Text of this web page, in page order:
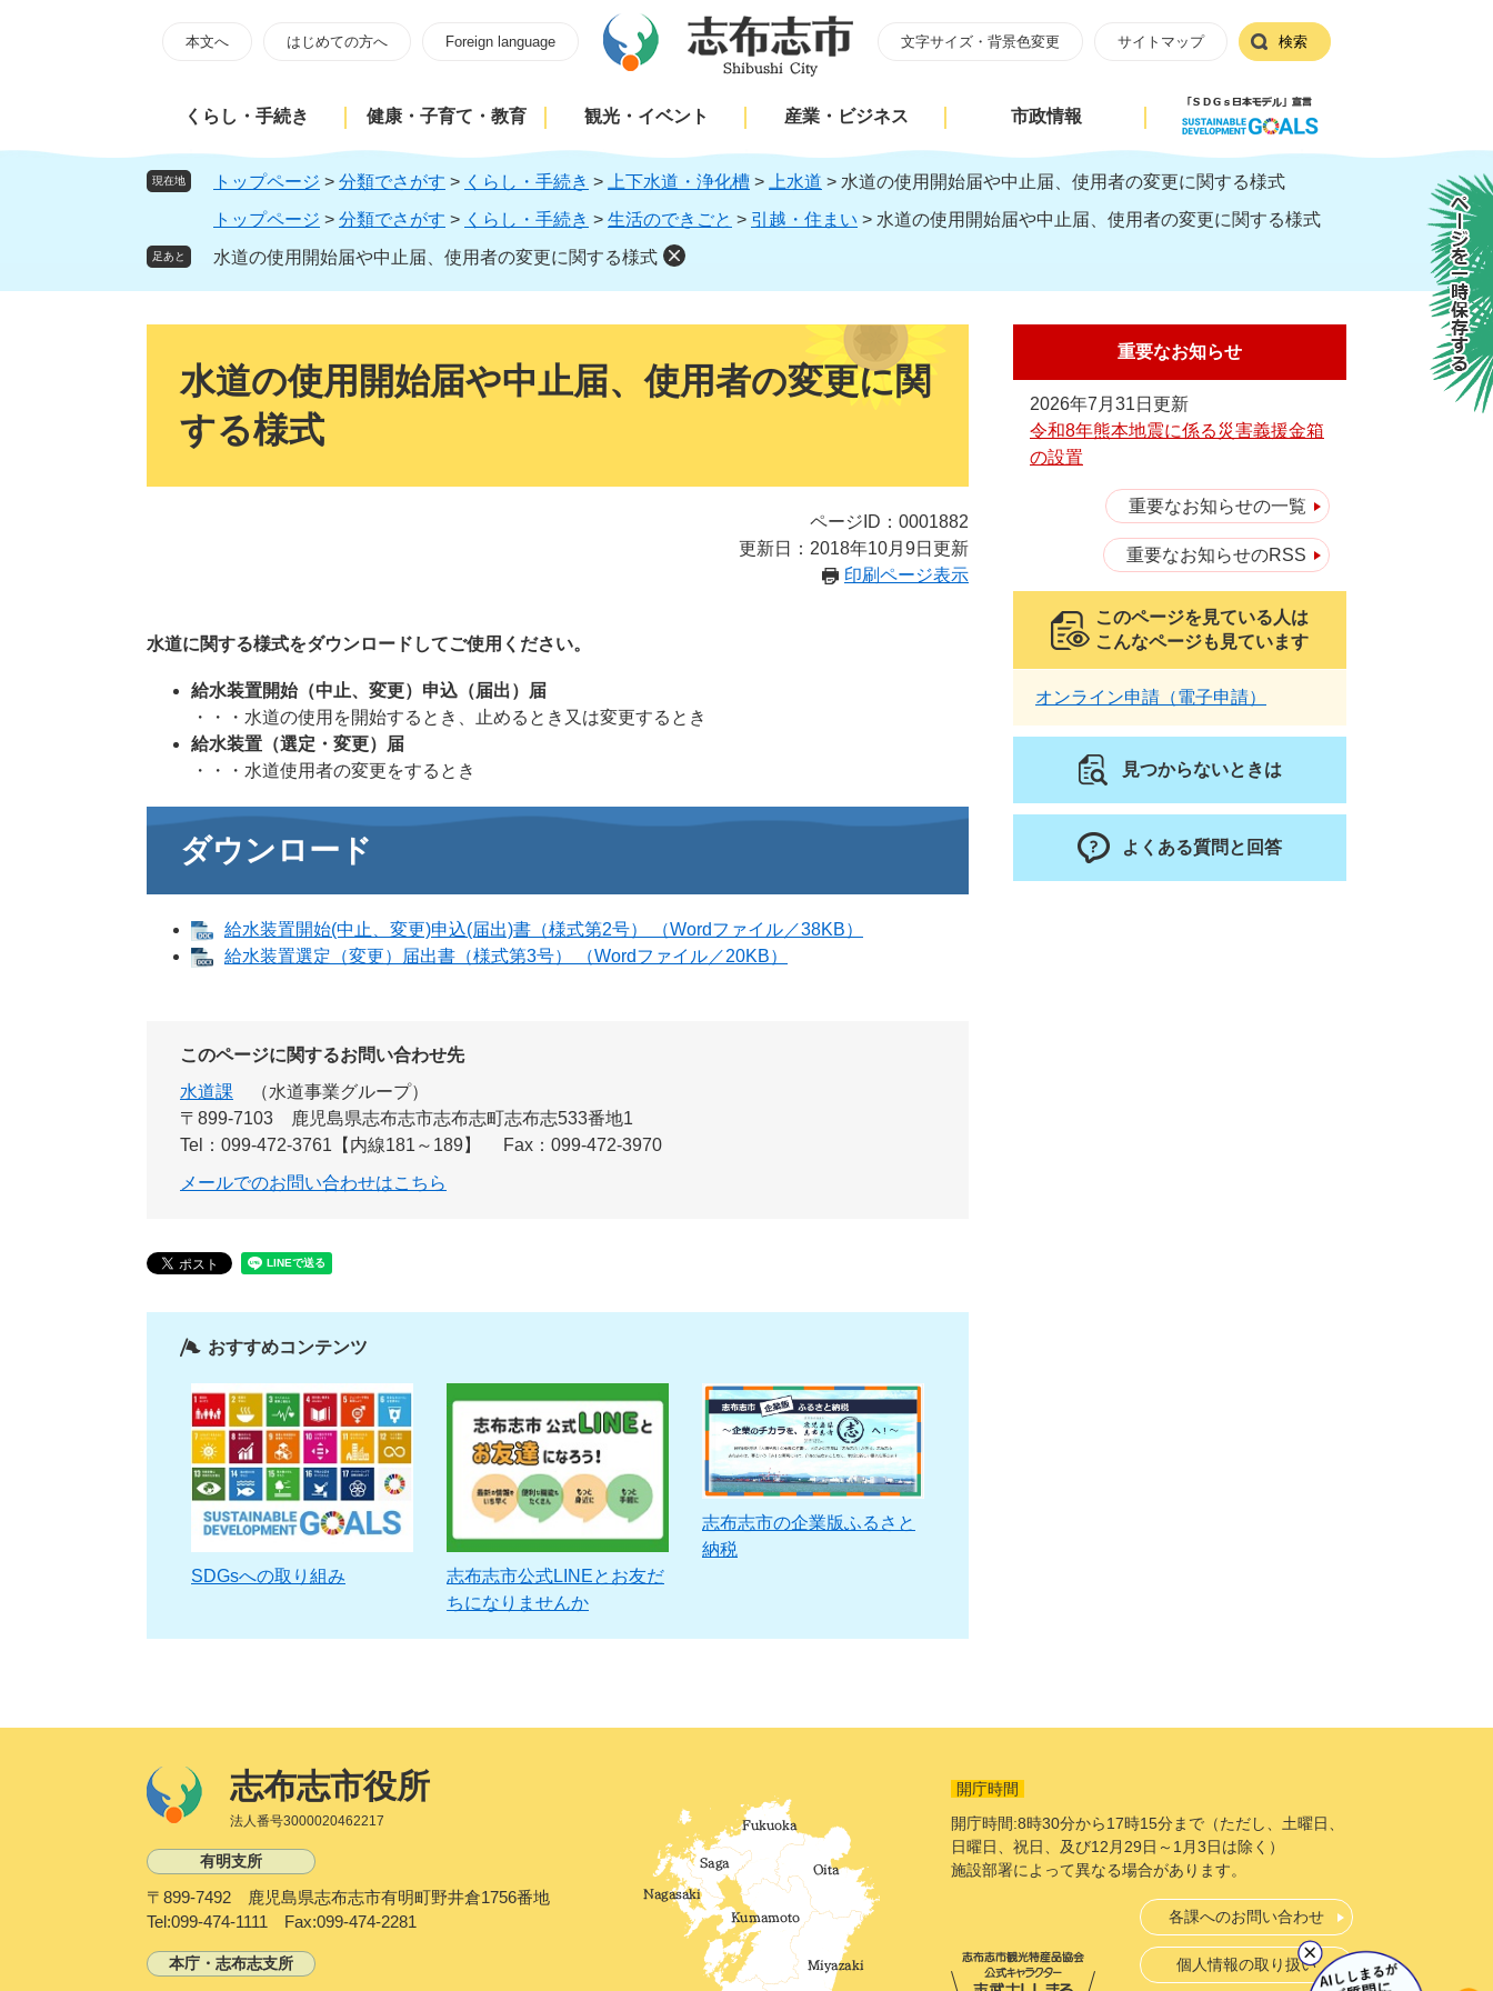
頭
飛
本文へ はじめての方へ Foreign language 文字サイズ・背景色変更 サイトマップ 検索
くらし・手続き 健康・子育て・教育 観光・イベント 産業・ビジネス 市政情報
現在地 トップページ > 分類でさがす > くらし・手続き > 上下水道・浄化槽 > 上水道 > 水道の使用開始届や中止届、使用者の変更に関する様式
トップページ > 分類でさがす > くらし・手続き > 生活のできごと > 引越・住まい > 水道の使用開始届や中止届、使用者の変更に関する様式
足あと 水道の使用開始届や中止届、使用者の変更に関する様式
水道の使用開始届や中止届、使用者の変更に関
する様式
ページID：0001882
更新日：2018年10月9日更新
印刷ページ表示
水道に関する様式をダウンロードしてご使用ください。
給水装置開始（中止、変更）申込（届出）届
・・・水道の使用を開始するとき、止めるとき又は変更するとき
給水装置（選定・変更）届
・・・水道使用者の変更をするとき
ダウンロード
給水装置開始(中止、変更)申込(届出)書（様式第2号） （Wordファイル／38KB）
給水装置選定（変更）届出書（様式第3号） （Wordファイル／20KB）
このページに関するお問い合わせ先
水道課
水道事業グループ
〒899-7103
鹿児島県志布志市志布志町志布志533番地1
Tel：099-472-3761【内線181～189】
Fax：099-472-3970
メールでのお問い合わせはこちら
おすすめコンテンツ
SDGsへの取り組み
志布志市公式LINEとお友だ
ちになりませんか
志布志市の企業版ふるさと
納税
重要なお知らせ
2026年7月31日更新
令和8年熊本地震に係る災害義援金箱
の設置
重要なお知らせの一覧
重要なお知らせのRSS
このページを見ている人は
こんなページも見ています
オンライン申請（電子申請）
見つからないときは
よくある質問と回答
志布志市役所
法人番号3000020462217
有明支所
〒899-7492 鹿児島県志布志市有明町野井倉1756番地
Tel:099-474-1111 Fax:099-474-2281
本庁・志布志支所
開庁時間
開庁時間:8時30分から17時15分まで（ただし、土曜日、
日曜日、祝日、及び12月29日～1月3日は除く）
施設部署によって異なる場合があります。
各課へのお問い合わせ
個人情報の取り扱い
ページを一時保存する